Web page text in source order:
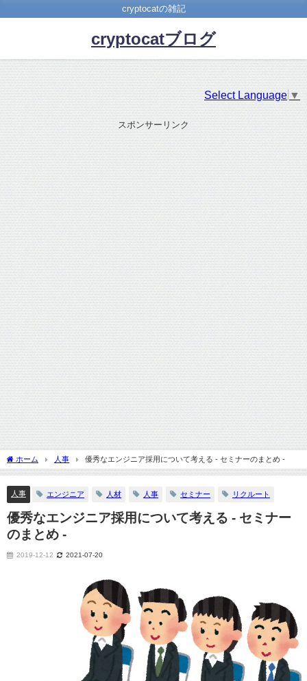
cryptocatの雑記
cryptocatブログ
Select Language ▼
スポンサーリンク
ホーム 人事 優秀なエンジニア採用について考える - セミナーのまとめ -
人事 エンジニア 人材 人事 セミナー リクルート
優秀なエンジニア採用について考える - セミナー
のまとめ -
2019-12-12 2021-07-20